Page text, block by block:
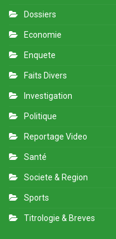
Dossiers
Economie
Enquete
Faits Divers
Investigation
Politique
Reportage Video
Santé
Societe & Region
Sports
Titrologie & Breves